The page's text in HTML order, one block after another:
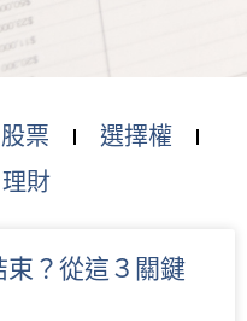
股票
選擇權
理財
？從這３關鍵